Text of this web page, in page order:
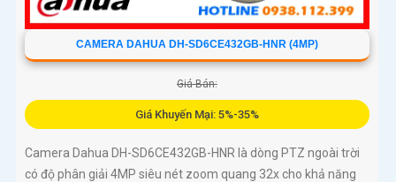
CAMERA DAHUA DH-SD6CE432GB-HNR (4MP)
Giá Bán:
Giá Khuyến Mại: 5%-35%
Camera Dahua DH-SD6CE432GB-HNR là dòng PTZ ngoài trời
có độ phân giải 4MP siêu nét zoom quang 32x cho khả năng